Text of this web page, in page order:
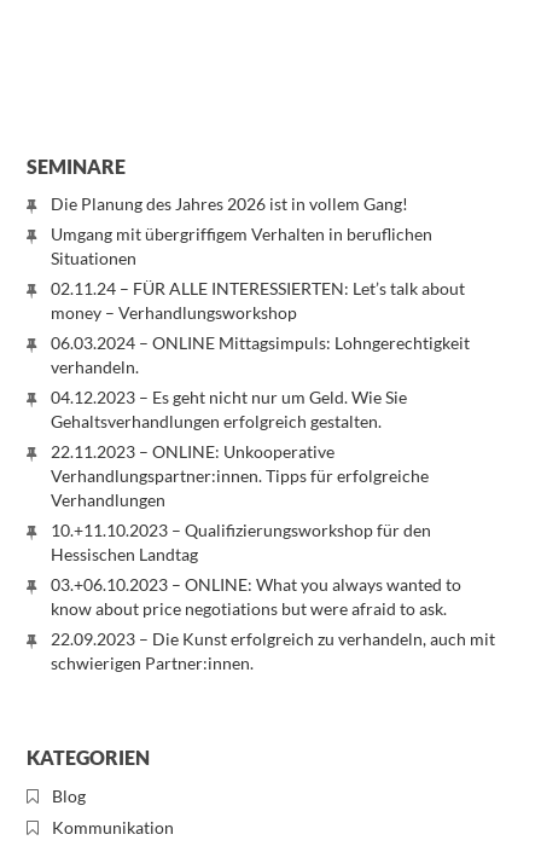
SEMINARE
Die Planung des Jahres 2026 ist in vollem Gang!
Umgang mit übergriffigem Verhalten in beruflichen
Situationen
02.11.24 – FÜR ALLE INTERESSIERTEN: Let’s talk about
money – Verhandlungsworkshop
06.03.2024 – ONLINE Mittagsimpuls: Lohngerechtigkeit
verhandeln.
04.12.2023 – Es geht nicht nur um Geld. Wie Sie
Gehaltsverhandlungen erfolgreich gestalten.
22.11.2023 – ONLINE: Unkooperative
Verhandlungspartner:innen. Tipps für erfolgreiche
Verhandlungen
10.+11.10.2023 – Qualifizierungsworkshop für den
Hessischen Landtag
03.+06.10.2023 – ONLINE: What you always wanted to
know about price negotiations but were afraid to ask.
22.09.2023 – Die Kunst erfolgreich zu verhandeln, auch mit
schwierigen Partner:innen.
KATEGORIEN
Blog
Kommunikation